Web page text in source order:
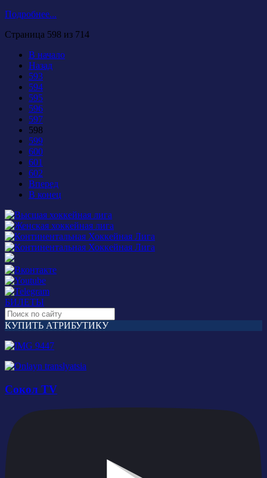
Подробнее...
Страница 598 из 714
В начало
Назад
593
594
595
596
597
598
599
600
601
602
Вперед
В конец
БИЛЕТЫ
КУПИТЬ АТРИБУТИКУ
Сокол TV